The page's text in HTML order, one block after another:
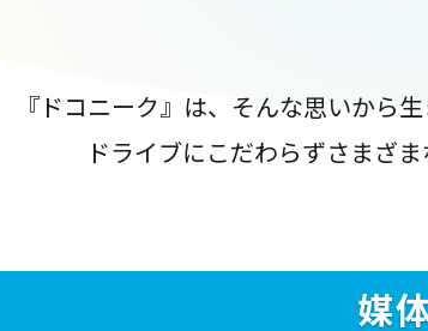
『ドコニーク』は、そんな思いから
ドライブにこだわらずさまざ
媒